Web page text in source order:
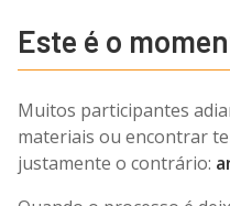
Este é o
Muitos participantes
materiais ou encontrar
justamente o contrário: